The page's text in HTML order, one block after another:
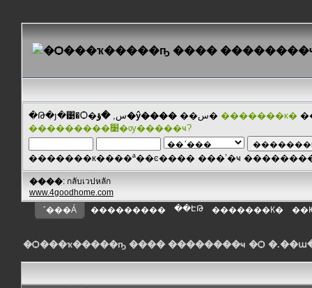
�Թ�յ�͹�Ѻ�س,�ؤ�ŷ���� ��س� �������к�
���������׹�ѹ�����ҹ?
�������к����ª��ͼ���� ���ʼ�ҹ
����: กลับเวปหลัก
www.4goodhome.com
˹���Á
��������� ��ԷԹ �������К�
�Ѻ���ҡ�����ҧ ���� ��������ҹ �Ѻ